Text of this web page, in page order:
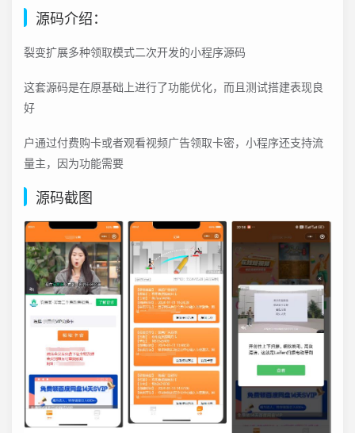
源码介绍：
裂变扩展多种领取模式二次开发的小程序源码
这套源码是在原基础上进行了功能优化，而且测试搭建表现良
好
户通过付费购卡或者观看视频广告领取卡密，小程序还支持流
量主，因为功能需要
源码截图